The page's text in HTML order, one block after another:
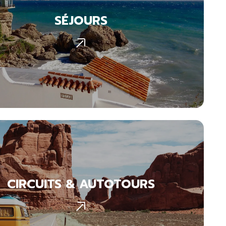
SÉJOURS
CIRCUITS & AUTOTOURS